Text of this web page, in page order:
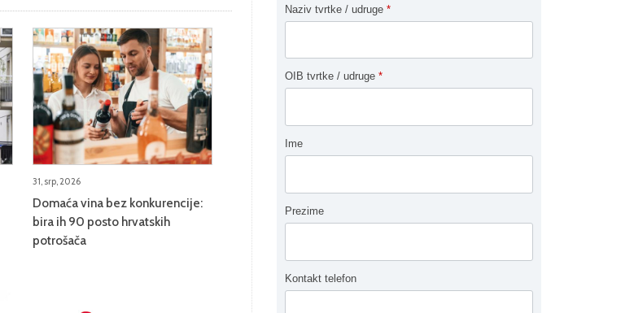
31, srp, 2026
Domaća vina bez konkurencije:
bira ih 90 posto hrvatskih
potrošača
Naziv tvrtke / udruge *
OIB tvrtke / udruge *
Ime
Prezime
Kontakt telefon